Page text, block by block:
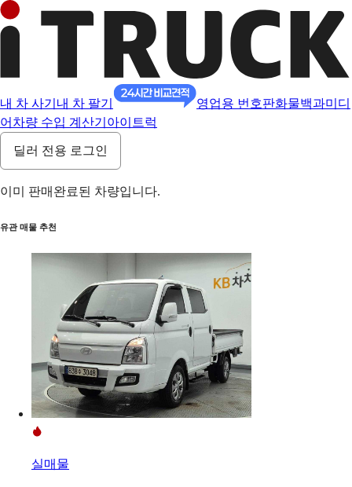
내 차 사기 내 차 팔기 영업용 번호판화물백과미디
어 차량 수입 계산기 아이트럭
딜러 전용 로그인
이미 판매완료된 차량입니다.
유관 매물 추천
실매물